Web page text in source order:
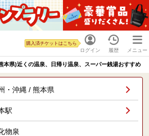
ログイン
購入済チケットはこちら
履歴 メニュー
本県)近くの温泉、日帰り温泉、スーパー銭湯おすすめ
・沖縄 / 熊本県
駅
物泉